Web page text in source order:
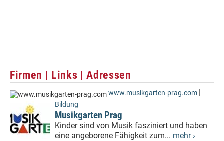
Firmen | Links | Adressen
www.musikgarten-prag.com |
Bildung
Musikgarten Prag
Kinder sind von Musik fasziniert und haben
eine angeborene Fähigkeit zum... mehr ›